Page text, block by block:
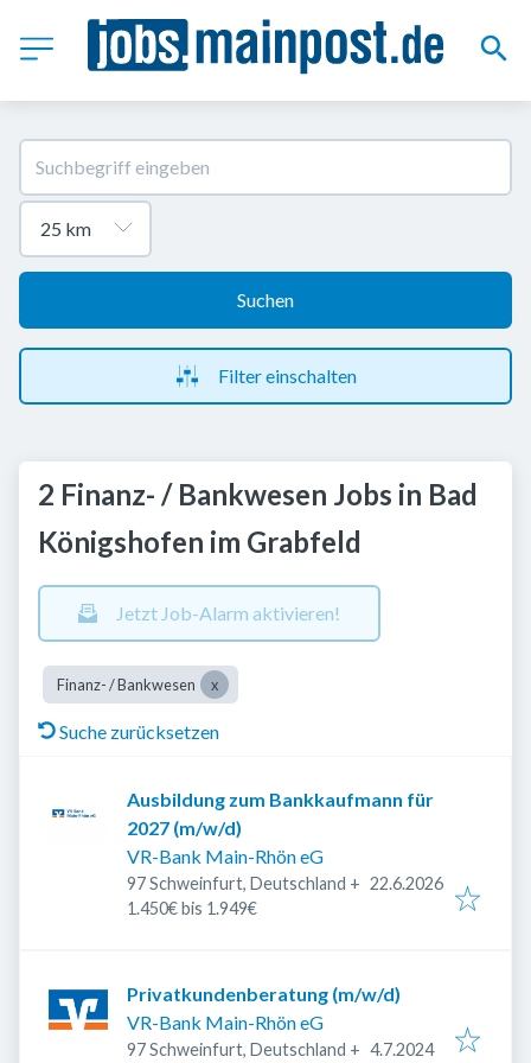
Suchen
Filter einschalten
2 Finanz- / Bankwesen Jobs in Bad
Königshofen im Grabfeld
Jetzt Job-Alarm aktivieren!
Finanz- / Bankwesen
Suche zurücksetzen
Ausbildung zum Bankkaufmann für
2027 (m/w/d)
VR-Bank Main-Rhön eG
97 Schweinfurt, Deutschland + Veröffentlicht
22.6.2026
1.450€ bis 1.949€
Privatkundenberatung (m/w/d)
VR-Bank Main-Rhön eG
97 Schweinfurt, Deutschland + Veröffentlicht
4.7.2024